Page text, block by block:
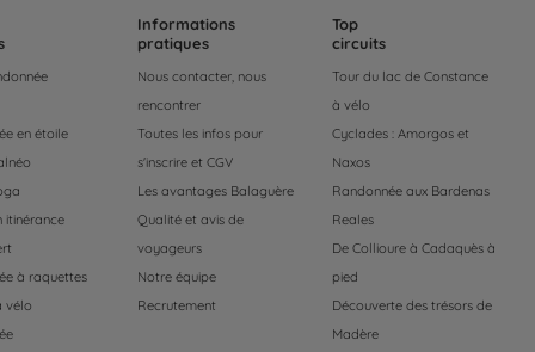
en étoile
itinérance
à raquettes
vélo
Informations
pratiques
Nous contacter, nous
rencontrer
Toutes les infos pour
s'inscrire et CGV
Les avantages Balaguère
Qualité et avis de
voyageurs
Notre équipe
Recrutement
Top
circuits
Tour du lac de Constance
à vélo
Cyclades : Amorgos et
Naxos
Randonnée aux Bardenas
Reales
De Collioure à Cadaquès à
pied
Découverte des trésors de
Madère